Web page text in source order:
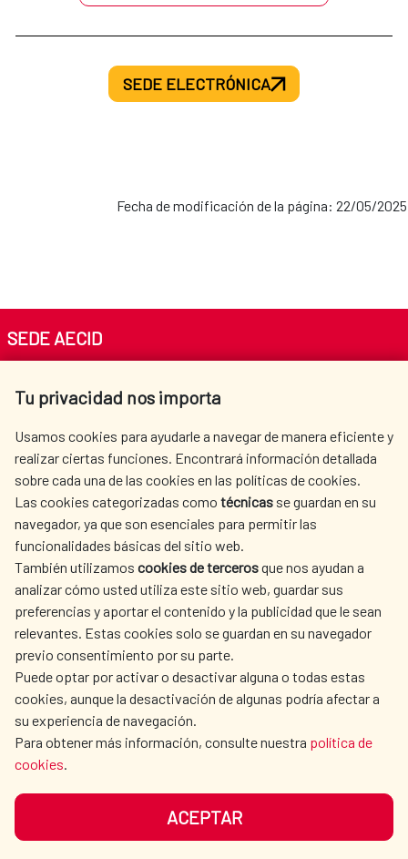
SEDE ELECTRÓNICA
Fecha de modificación de la página: 22/05/2025
Tu privacidad nos importa
Usamos cookies para ayudarle a navegar de manera eficiente y
realizar ciertas funciones. Encontrará información detallada
sobre cada una de las cookies en las políticas de cookies.
Las cookies categorizadas como técnicas se guardan en su
navegador, ya que son esenciales para permitir las
funcionalidades básicas del sitio web.
También utilizamos cookies de tercerosque nos ayudan a
analizar cómo usted utiliza este sitio web, guardar sus
preferencias y aportar el contenido y la publicidad que le sean
relevantes. Estas cookies solo se guardan en su navegador
previo consentimiento por su parte.
Puede optar por activar o desactivar alguna o todas estas
cookies, aunque la desactivación de algunas podría afectar a
su experiencia de navegación.
Para obtener más información, consulte nuestra política de
cookies.
ACEPTAR
SEDE AECID
Tel. +34 900 20 30 54​​​​​​​
AECID
WHERE DO WE COOPERATE?
SPANISH HUMANITARIAN
ACTION
PRESS ROOM
CULTURE AND SCIENCE LIBRARY
OUR SOCIAL MEDIA
DATA PROTECTION